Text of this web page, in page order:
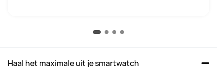
Haal het maximale uit je smartwatch